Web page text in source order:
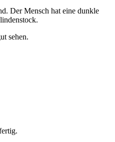
sehen.